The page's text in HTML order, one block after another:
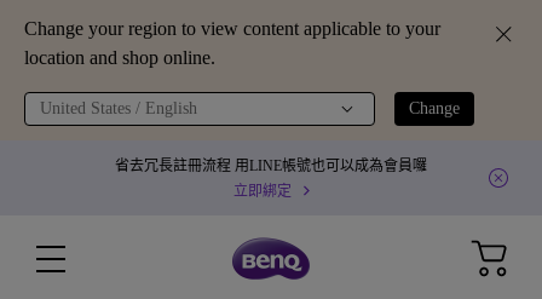
Change your region to view content applicable to your
location and shop online.
United States / English Change
省去冗長註冊流程 用LINE帳號也可以成為會員囉
立即綁定